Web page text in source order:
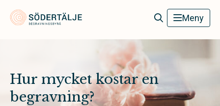
Södertälje Begravningsbyrå Meny
Hur mycket kostar en
begravning?